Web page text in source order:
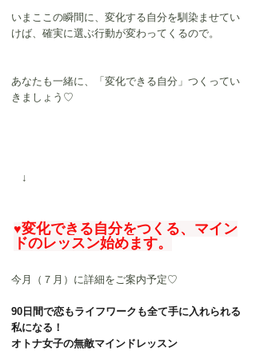
いまここの瞬間に、変化する自分を馴染ませてい
けば、確実に選ぶ行動が変わってくるので。
あなたも一緒に、「変化できる自分」つくってい
きましょう♡
↓
♥変化できる自分をつくる、マイン
ドのレッスン始めます。
今月（７月）に詳細をご案内予定♡
90日間で恋もライフワークも全て手に入れられる
私になる！
オトナ女子の無敵マインドレッスン